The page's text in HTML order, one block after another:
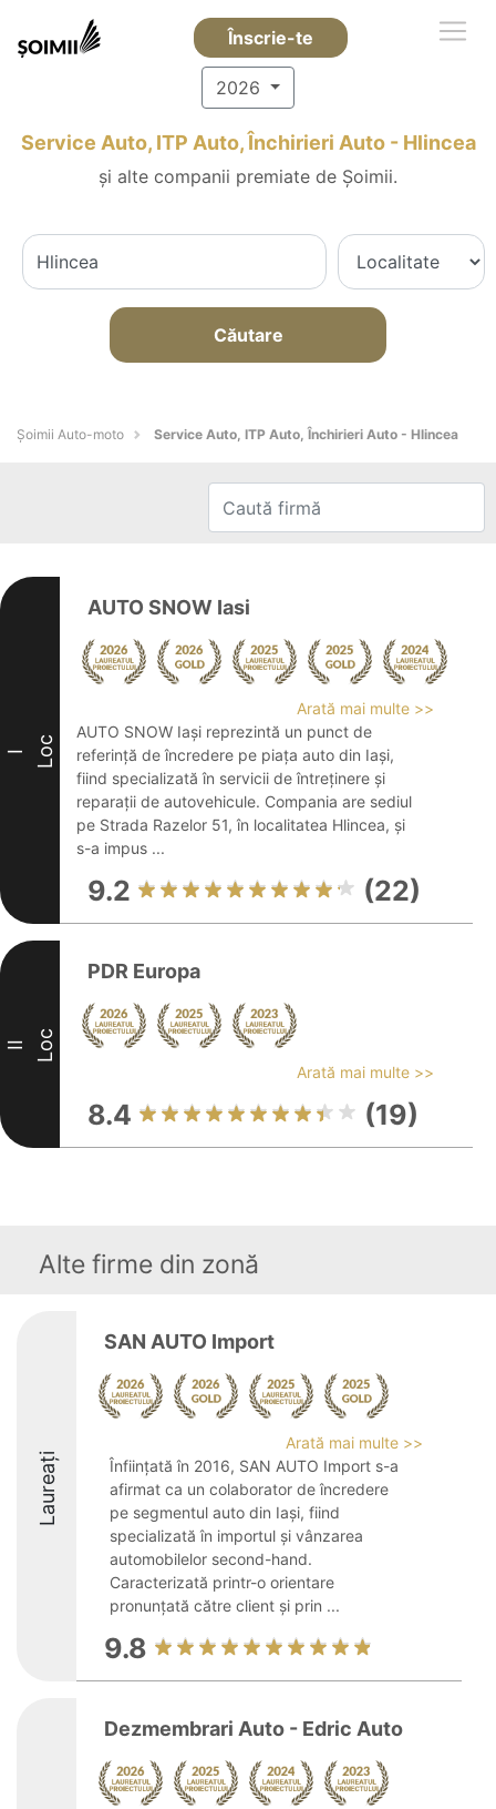
Înscrie-te
2026
Service Auto, ITP Auto, Închirieri Auto - Hlincea
și alte companii premiate de Șoimii.
Căutare
Șoimii Auto-moto Service Auto, ITP Auto, Închirieri Auto - Hlincea
I Loc
AUTO SNOW Iasi
Arată mai multe >>
AUTO SNOW Iași reprezintă un punct de
referință de încredere pe piața auto din Iași,
fiind specializată în servicii de întreținere și
reparații de autovehicule. Compania are sediul
pe Strada Razelor 51, în localitatea Hlincea, și
s-a impus ...
9.2 (22)
II Loc
PDR Europa
Arată mai multe >>
8.4 (19)
Alte firme din zonă
Laureați
SAN AUTO Import
Arată mai multe >>
Înființată în 2016, SAN AUTO Import s-a
afirmat ca un colaborator de încredere
pe segmentul auto din Iași, fiind
specializată în importul și vânzarea
automobilelor second-hand.
Caracterizată printr-o orientare
pronunțată către client și prin ...
9.8
Dezmembrari Auto - Edric Auto